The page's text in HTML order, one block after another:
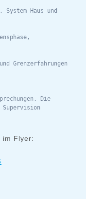
Haus und
Grenzerfahrungen
Die
Supervision
im Flyer: